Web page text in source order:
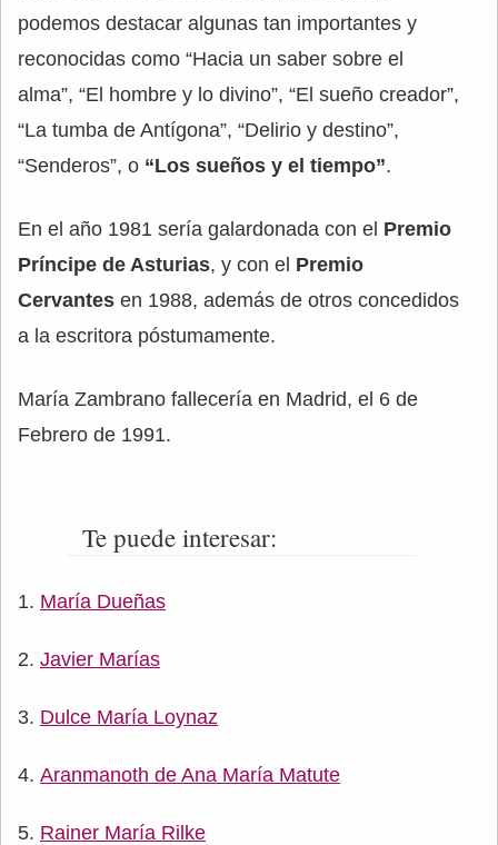
podemos destacar algunas tan importantes y
reconocidas como “Hacia un saber sobre el
alma”, “El hombre y lo divino”, “El sueño creador”,
“La tumba de Antígona”, “Delirio y destino”,
“Senderos”, o “Los sueños y el tiempo”.
En el año 1981 sería galardonada con el Premio
Príncipe de Asturias, y con el Premio
Cervantes en 1988, además de otros concedidos
a la escritora póstumamente.
María Zambrano fallecería en Madrid, el 6 de
Febrero de 1991.
Te puede interesar:
María Dueñas
Javier Marías
Dulce María Loynaz
Aranmanoth de Ana María Matute
Rainer María Rilke